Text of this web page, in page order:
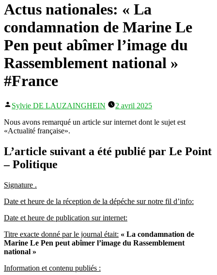
Actus nationales: « La
condamnation de Marine Le
Pen peut abîmer l’image du
Rassemblement national »
#France
Publié
Sylvie DE LAUZAINGHEIN
2 avril 2025
Nous avons remarqué un article sur internet dont le sujet est
«Actualité française».
L’article suivant a été publié par Le Point
– Politique
Signature .
Date et heure de la réception de la dépéche sur notre fil d’info:
Date et heure de publication sur internet:
Titre exacte donné par le journal était: « La condamnation de
Marine Le Pen peut abîmer l’image du Rassemblement
national »
Information et contenu publiés :